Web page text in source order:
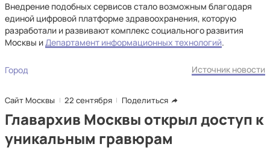
Внедрение подобных сервисов стало возможным благодаря
единой цифровой платформе здравоохранения, которую
разработали и развивают комплекс социального развития
Москвы иДепартамент информационных технологий.
Город Источник новости
Сайт Москвы 22 сентября Поделиться
Главархив Москвы открыл доступ к
уникальным гравюрам